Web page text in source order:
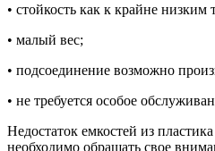
• стойкость как к крайне
• малый вес;
• подсоединение возможно
• не требуется особое
Недостаток емкостей из
необходимо обращать свое